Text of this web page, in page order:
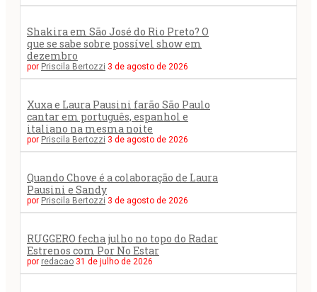
Shakira em São José do Rio Preto? O
que se sabe sobre possível show em
dezembro
por Priscila Bertozzi 3 de agosto de 2026
Xuxa e Laura Pausini farão São Paulo
cantar em português, espanhol e
italiano na mesma noite
por Priscila Bertozzi 3 de agosto de 2026
Quando Chove é a colaboração de Laura
Pausini e Sandy
por Priscila Bertozzi 3 de agosto de 2026
RUGGERO fecha julho no topo do Radar
Estrenos com Por No Estar
por redacao 31 de julho de 2026